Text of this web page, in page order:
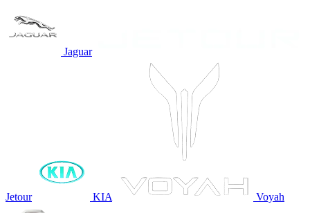
Jaguar
Jetour KIA Voyah